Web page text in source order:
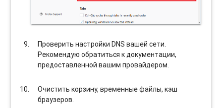
Проверить настройки DNS вашей сети.
Рекомендую обратиться к документации,
предоставленной вашим провайдером.
Очистить корзину, временные файлы, кэш
браузеров.